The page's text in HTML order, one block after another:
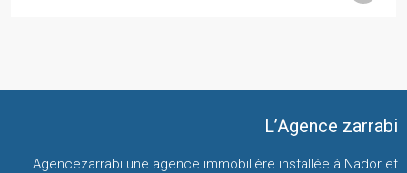
L’Agence zarrabi
Agencezarrabi une agence immobilière installée à Nador et